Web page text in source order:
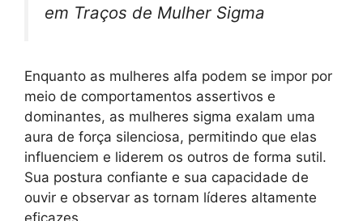
em Traços de Mulher Sigma
Enquanto as mulheres alfa podem se impor por
meio de comportamentos assertivos e
dominantes, as mulheres sigma exalam uma
aura de força silenciosa, permitindo que elas
influenciem e liderem os outros de forma sutil.
Sua postura confiante e sua capacidade de
ouvir e observar as tornam líderes altamente
eficazes.